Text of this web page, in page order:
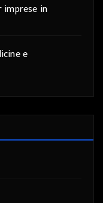
imprese in
e